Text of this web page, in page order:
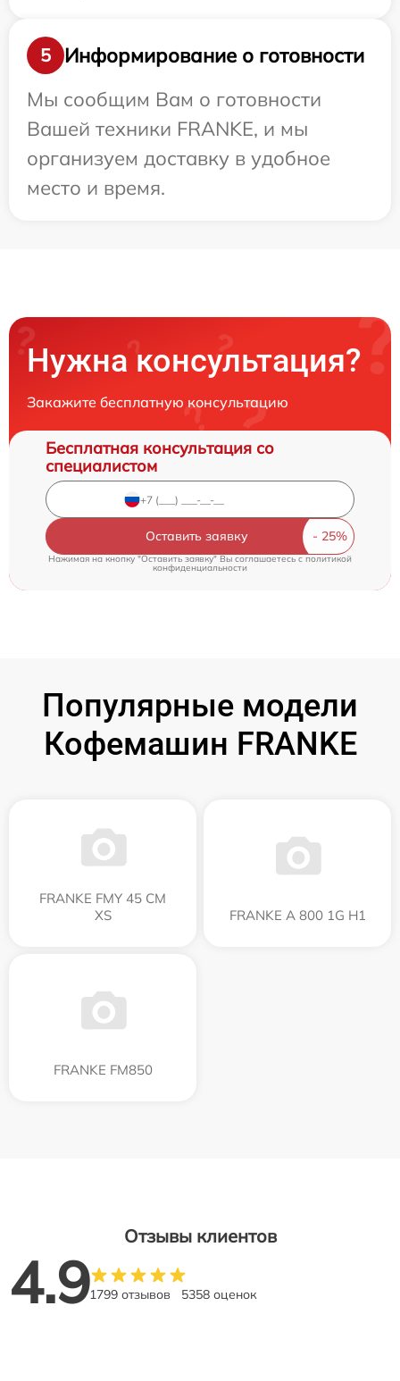
5
Информирование о готовности
Мы сообщим Вам о готовности
Вашей техники FRANKE, и мы
организуем доставку в удобное
место и время.
Нужна консультация?
Закажите бесплатную консультацию
Бесплатная консультация со
специалистом
Оставить заявку
Нажимая на кнопку "Оставить заявку" Вы соглашаетесь cполитикой
конфиденциальности
Популярные модели
Кофемашин FRANKE
FRANKE FMY 45 CM
XS
FRANKE A 800 1G H1
FRANKE FM850
Отзывы клиентов
4.91799 отзывов 5358 оценок